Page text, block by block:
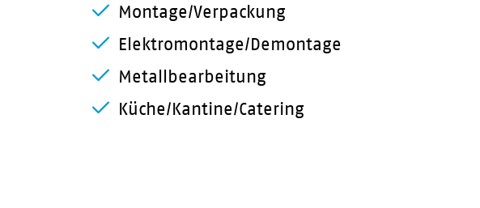
Montage/Verpackung
Elektromontage/Demontage
Metallbearbeitung
Küche/Kantine/Catering